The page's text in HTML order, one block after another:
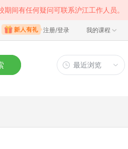
间有任何疑问可联系沪江工作人员。
注册/登录 我的课程
最近浏览